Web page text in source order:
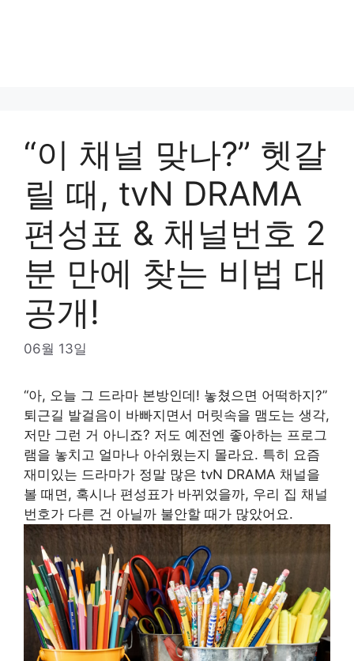
“이 채널 맞나?” 헷갈
릴 때, tvN DRAMA
편성표 & 채널번호 2
분 만에 찾는 비법 대
공개!
06월 13일
“아, 오늘 그 드라마 본방인데! 놓쳤으면 어떡하지?”
퇴근길 발걸음이 바빠지면서 머릿속을 맴도는 생각,
저만 그런 거 아니죠? 저도 예전엔 좋아하는 프로그
램을 놓치고 얼마나 아쉬웠는지 몰라요. 특히 요즘
재미있는 드라마가 정말 많은 tvN DRAMA 채널을
볼 때면, 혹시나 편성표가 바뀌었을까, 우리 집 채널
번호가 다른 건 아닐까 불안할 때가 많았어요.